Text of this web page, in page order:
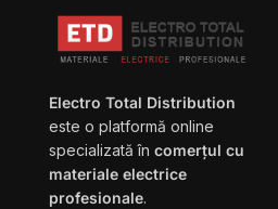
Electro Total Distribution
este o platformă online
specializată în comerțul cu
materiale electrice
profesionale.